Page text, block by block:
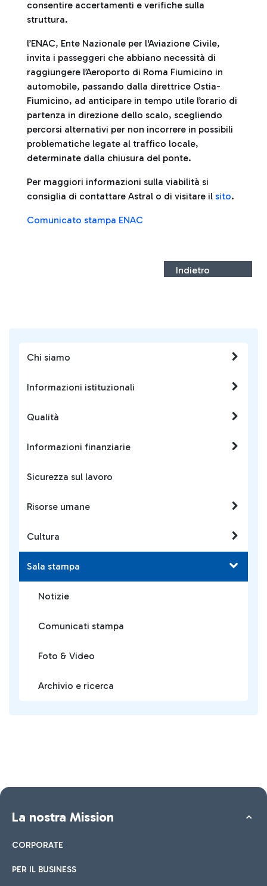
Chi siamo
Informazioni istituzionali
Qualità
Informazioni finanziarie
Sicurezza sul lavoro
Risorse umane
Cultura
Sala stampa
Notizie
Comunicati stampa
Foto & Video
Archivio e ricerca
consentire accertamenti e verifiche sulla
struttura.
l’ENAC, Ente Nazionale per l'Aviazione Civile,
invita i passeggeri che abbiano necessità di
raggiungere l’Aeroporto di Roma Fiumicino in
automobile, passando dalla direttrice Ostia-
Fiumicino, ad anticipare in tempo utile l’orario di
partenza in direzione dello scalo, scegliendo
percorsi alternativi per non incorrere in possibili
problematiche legate al traffico locale,
determinate dalla chiusura del ponte.
Per maggiori informazioni sulla viabilità si
consiglia di contattare Astral o di visitare il sito.
Comunicato stampa ENAC
Indietro
La nostra Mission
CORPORATE
PER IL BUSINESS